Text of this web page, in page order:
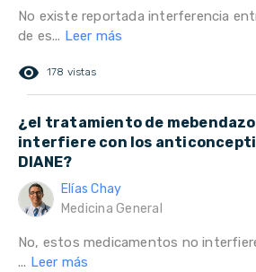
No existe reportada interferencia
de es... Leer más
remove_red_eye 178 vistas
¿el tratamiento de
interfiere con los
DIANE?
Elías Chay
Medicina General
No, estos medicamentos no
... Leer más